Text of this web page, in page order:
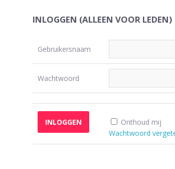
INLOGGEN (ALLEEN VOOR LEDEN)
Gebruikersnaam
Wachtwoord
Onthoud mij
Wachtwoord